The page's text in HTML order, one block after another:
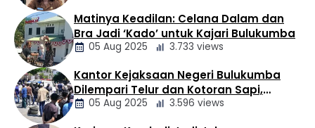
Berita
Daerah
Berita
Daerah
Matinya Keadilan: Celana Dalam dan
Bra Jadi ‘Kado’ untuk Kajari Bulukumba
05 Aug 2025 3.733 views
Kantor Kejaksaan Negeri Bulukumba
Dilempari Telur dan Kotoran Sapi,
Keluarga Korban Lakalantas Tuntut
05 Aug 2025 3.596 views